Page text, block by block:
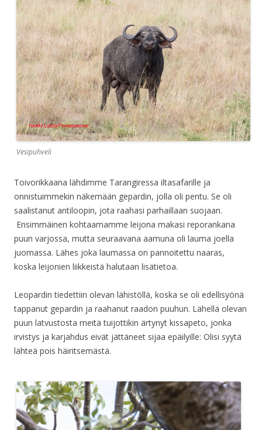
Vesipuhveli
Toivorikkaana lähdimme Tarangiressa iltasafarille ja
onnistuimmekin näkemään gepardin, jolla oli pentu. Se oli
saalistanut antiloopin, jota raahasi parhaillaan suojaan.
Ensimmäinen kohtaamamme leijona makasi reporankana
puun varjossa, mutta seuraavana aamuna oli lauma joella
juomassa. Lähes joka laumassa on pannoitettu naaras,
koska leijonien liikkeistä halutaan lisätietoa.
Leopardin tiedettiin olevan lähistöllä, koska se oli edellisyönä
tappanut gepardin ja raahanut raadon puuhun. Lähellä olevan
puun latvustosta meitä tuijottikin ärtynyt kissapeto, jonka
irvistys ja karjahdus eivät jättäneet sijaa epäilyille: Olisi syytä
lähteä pois häiritsemästä.